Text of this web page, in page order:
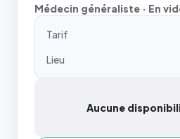
Médecin généraliste · En
Tarif
Lieu
Aucune